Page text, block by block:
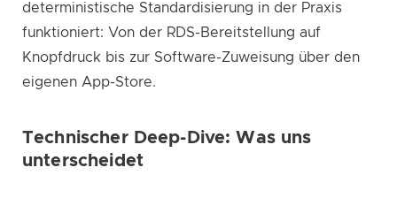
deterministische Standardisierung in der Praxis
funktioniert: Von der RDS-Bereitstellung auf
Knopfdruck bis zur Software-Zuweisung über den
eigenen App-Store.
Technischer Deep-Dive: Was uns
unterscheidet